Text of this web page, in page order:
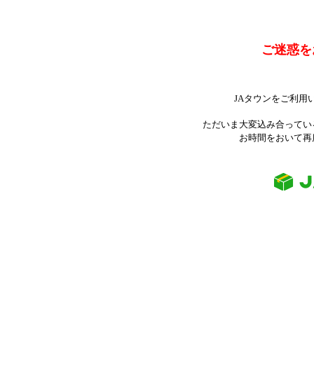
ご迷惑
JAタウンをご利用
ただいま大変込み合って
お時間をおいて